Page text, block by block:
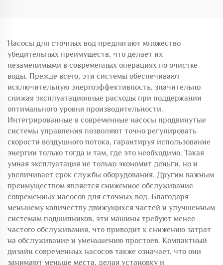
Насосы для сточных вод предлагают множество
убедительных преимуществ, что делает их
незаменимыми в современных операциях по очистке
воды. Прежде всего, эти системы обеспечивают
исключительную энергоэффективность, значительно
снижая эксплуатационные расходы при поддержании
оптимального уровня производительности.
Интегрированные в современные насосы продвинутые
системы управления позволяют точно регулировать
скорости воздушного потока, гарантируя использование
энергии только тогда и там, где это необходимо. Такая
умная эксплуатация не только экономит деньги, но и
увеличивает срок службы оборудования. Другим важным
преимуществом является сниженное обслуживание
современных насосов для сточных вод. Благодаря
меньшему количеству движущихся частей и улучшенным
системам подшипников, эти машины требуют менее
частого обслуживания, что приводит к снижению затрат
на обслуживание и уменьшению простоев. Компактный
дизайн современных насосов также означает, что они
занимают меньше места, делая установку и